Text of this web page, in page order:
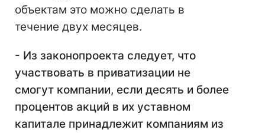
объектам это можно сделать в
течение двух месяцев.
- Из законопроекта следует, что
участвовать в приватизации не
смогут компании, если десять и более
процентов акций в их уставном
капитале принадлежит компаниям из